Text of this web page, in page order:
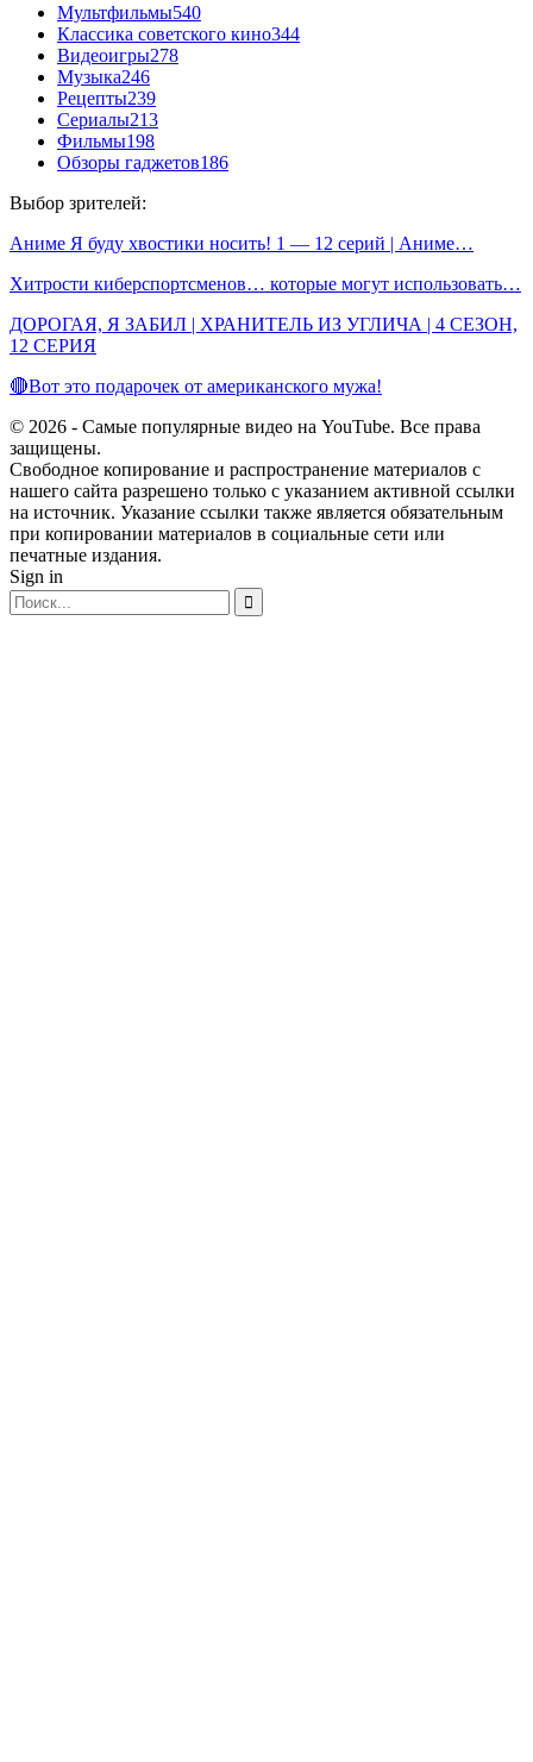
Мультфильмы540
Классика советского кино344
Видеоигры278
Музыка246
Рецепты239
Сериалы213
Фильмы198
Обзоры гаджетов186
Выбор зрителей:
Аниме Я буду хвостики носить! 1 — 12 серий | Аниме…
Хитрости киберспортсменов… которые могут использовать…
ДОРОГАЯ, Я ЗАБИЛ | ХРАНИТЕЛЬ ИЗ УГЛИЧА | 4 СЕЗОН,
12 СЕРИЯ
🔴Вот это подарочек от американского мужа!
© 2026 - Самые популярные видео на YouTube. Все права
защищены.
Свободное копирование и распространение материалов с
нашего сайта разрешено только с указанием активной ссылки
на источник. Указание ссылки также является обязательным
при копировании материалов в социальные сети или
печатные издания.
Sign in